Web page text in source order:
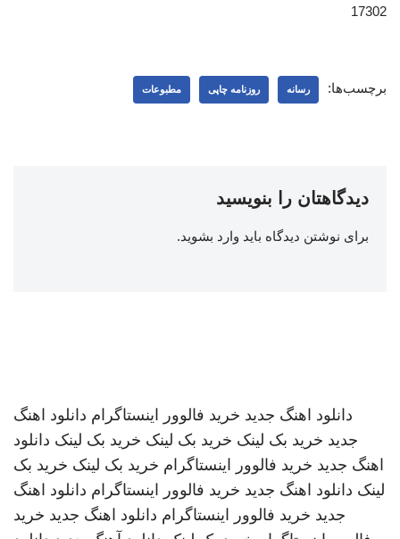
17302
برچسب‌ها: رسانه روزنامه چاپی مطبوعات
دیدگاهتان را بنویسید
برای نوشتن دیدگاه باید وارد بشوید.
دانلود اهنگ جدید خرید فالوور اینستاگرام دانلود اهنگ
جدید خرید بک لینک خرید بک لینک خرید بک لینک دانلود
اهنگ جدید خرید فالوور اینستاگرام خرید بک لینک خرید بک
لینک دانلود اهنگ جدید خرید فالوور اینستاگرام دانلود اهنگ
جدید خرید فالوور اینستاگرام دانلود اهنگ جدید خرید